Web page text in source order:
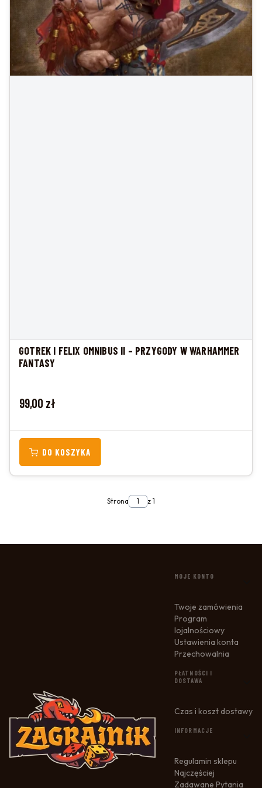
GOTREK I FELIX OMNIBUS II – PRZYGODY W WARHAMMER
FANTASY
Cena
99,00 zł
DO KOSZYKA
Strona z 1
LINKI W STOPCE
MOJE KONTO
Twoje zamówienia
Program
lojalnościowy
Ustawienia konta
Przechowalnia
PŁATNOŚCI I
DOSTAWA
Czas i koszt dostawy
INFORMACJE
Regulamin sklepu
Najczęściej
Zadawane Pytania